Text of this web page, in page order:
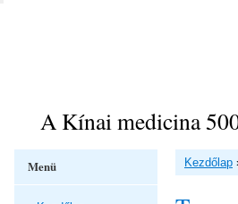
A Kínai medicina
Kezdőlap
Menü